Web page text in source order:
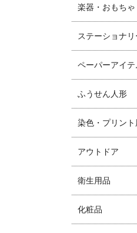
楽器・おもちゃ
ステーショナリ
ペーパーアイテ
ふうせん人形
染色・プリント
アウトドア
衛生用品
化粧品